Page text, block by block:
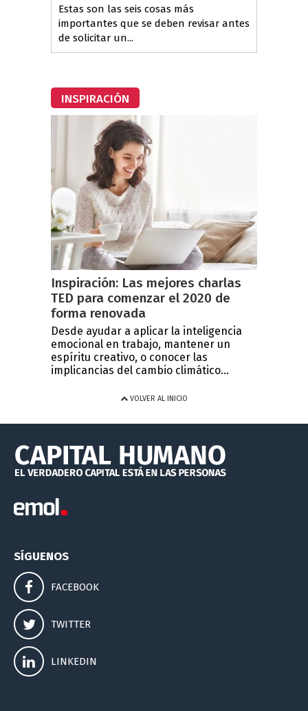
Estas son las seis cosas más
importantes que se deben revisar antes
de solicitar un...
INSPIRACIÓN
Inspiración: Las mejores charlas
TED para comenzar el 2020 de
forma renovada
Desde ayudar a aplicar la inteligencia
emocional en trabajo, mantener un
espíritu creativo, o conocer las
implicancias del cambio climático...
VOLVER AL INICIO
SÍGUENOS
FACEBOOK
TWITTER
LINKEDIN